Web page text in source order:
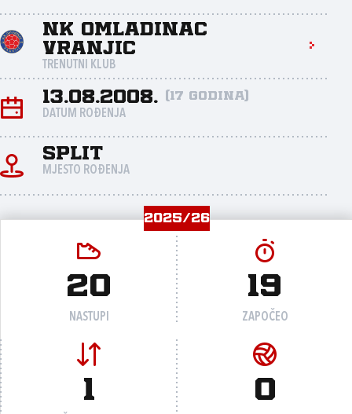
NK Omladinac
Vranjic
TRENUTNI KLUB
13.08.2008. (17 godina)
DATUM ROĐENJA
Split
MJESTO ROĐENJA
2025/26
20
NASTUPI
19
ZAPOČEO
1 0